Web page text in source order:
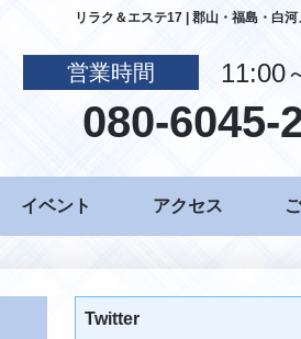
リラク＆エステ17 | 郡山・福島・白
営業時間 11:00
080-6045-
イベント アクセス
Twitter